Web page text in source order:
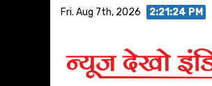
Fri. Aug 7th, 2026 2:21:25 PM